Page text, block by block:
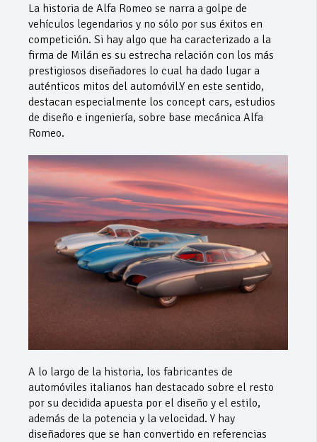
La historia de Alfa Romeo se narra a golpe de
vehículos legendarios y no sólo por sus éxitos en
competición. Si hay algo que ha caracterizado a la
firma de Milán es su estrecha relación con los más
prestigiosos diseñadores lo cual ha dado lugar a
auténticos mitos del automóvil.Y en este sentido,
destacan especialmente los concept cars, estudios
de diseño e ingeniería, sobre base mecánica Alfa
Romeo.
A lo largo de la historia, los fabricantes de
automóviles italianos han destacado sobre el resto
por su decidida apuesta por el diseño y el estilo,
además de la potencia y la velocidad. Y hay
diseñadores que se han convertido en referencias